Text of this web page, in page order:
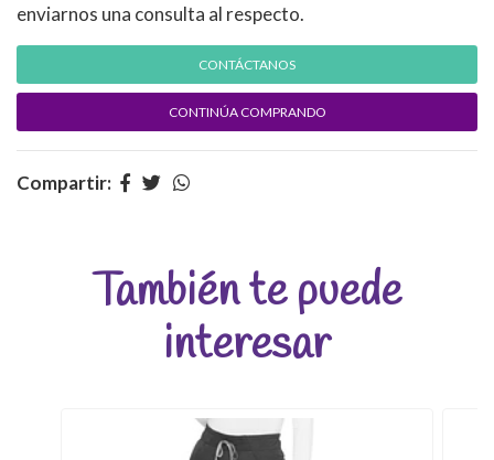
enviarnos una consulta al respecto.
CONTÁCTANOS
CONTINÚA COMPRANDO
Compartir:
También te puede
interesar